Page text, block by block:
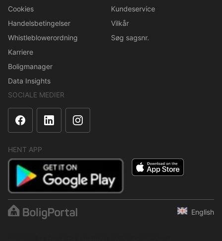
Cookies
Handelsbetingelser
Whistleblowerordning
Karriere
Boligmanager
Data Insights
Kundeservice
Vilkår
Søg sagsnr.
SOCIALE MEDIER
HENT APP
English